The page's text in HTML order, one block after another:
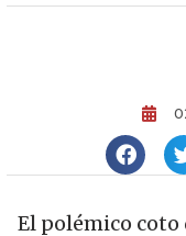
El polémico coto